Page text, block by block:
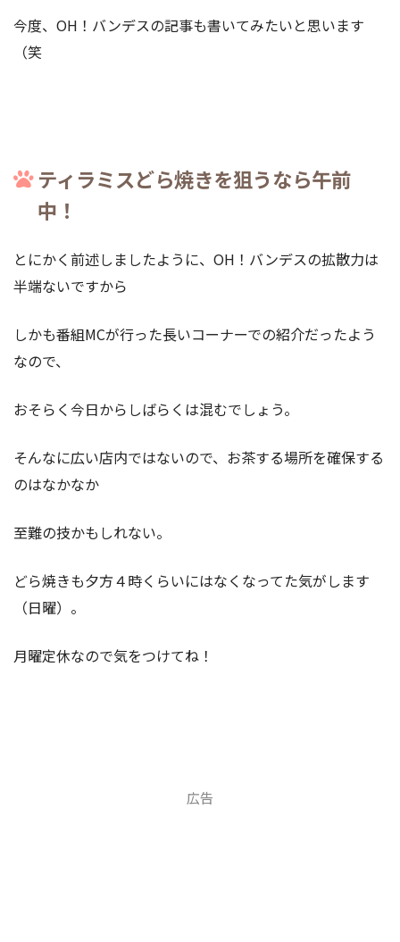
今度、OH！バンデスの記事も書いてみたいと思います
（笑
ティラミスどら焼きを狙うなら午前
中！
とにかく前述しましたように、OH！バンデスの拡散力は
半端ないですから
しかも番組MCが行った長いコーナーでの紹介だったよう
なので、
おそらく今日からしばらくは混むでしょう。
そんなに広い店内ではないので、お茶する場所を確保する
のはなかなか
至難の技かもしれない。
どら焼きも夕方４時くらいにはなくなってた気がします
（日曜）。
月曜定休なので気をつけてね！
広告